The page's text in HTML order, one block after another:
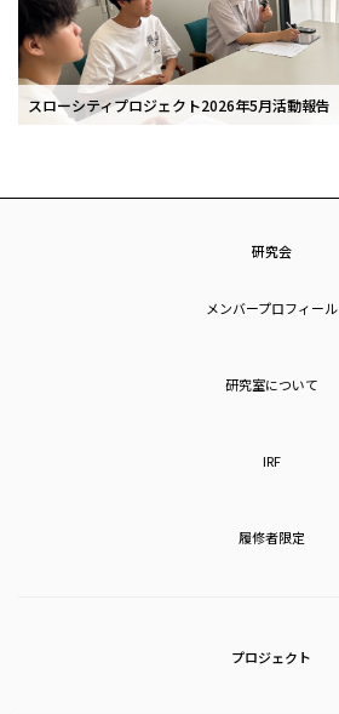
スローシティプロジェクト2026年5月活動報告
研究会
メンバープロフィール
研究室について
IRF
履修者限定
プロジェクト